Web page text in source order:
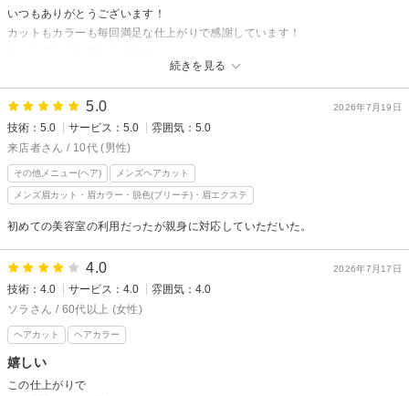
続きを見る
いつもありがとうございます！
カットもカラーも毎回満足な仕上がりで感謝しています！
2026年7月19日
5.0
技術：5.0 サービス：5.0
雰囲気：5.0
来店者さん / 10代 (男性)
その他メニュー(ヘア) メンズヘアカット
メンズ眉カット・眉カラー・脱色(ブリーチ)・眉エクステ
初めての美容室の利用だったが親身に対応していただいた。
2026年7月17日
4.0
技術：4.0 サービス：4.0
雰囲気：4.0
ソラさん / 60代以上 (女性)
ヘアカット ヘアカラー
嬉しい
この仕上がりで